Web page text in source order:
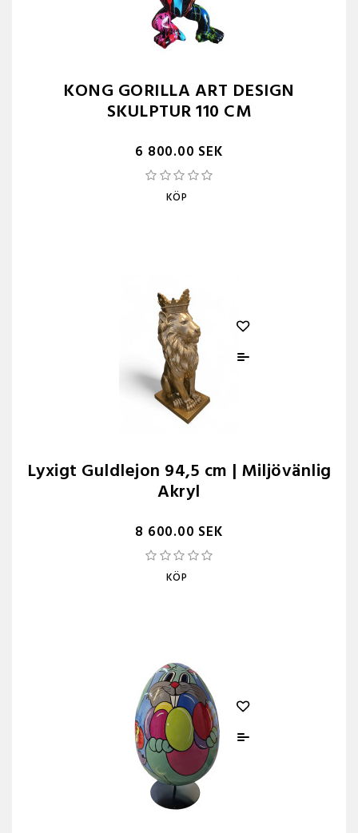
KONG GORILLA ART DESIGN
SKULPTUR 110 CM
6 800.00 SEK
KÖP
Lyxigt Guldlejon 94,5 cm | Miljövänlig
Akryl
8 600.00 SEK
KÖP